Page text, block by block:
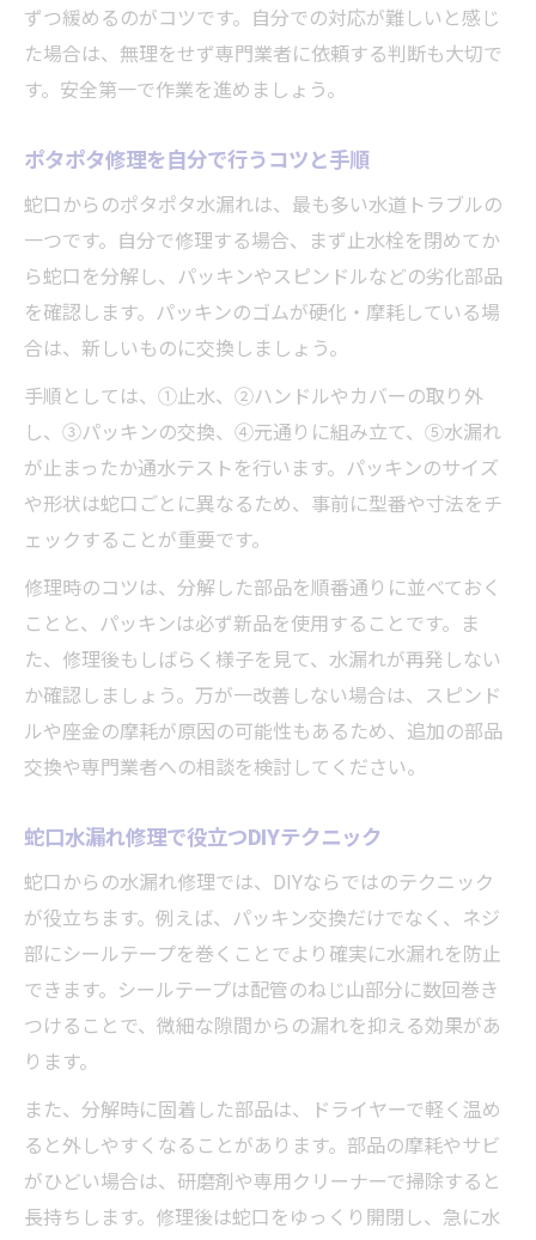
ずつ緩めるのがコツです。自分での対応が難しいと感じ
た場合は、無理をせず専門業者に依頼する判断も大切で
す。安全第一で作業を進めましょう。
ポタポタ修理を自分で行うコツと手順
蛇口からのポタポタ水漏れは、最も多い水道トラブルの
一つです。自分で修理する場合、まず止水栓を閉めてか
ら蛇口を分解し、パッキンやスピンドルなどの劣化部品
を確認します。パッキンのゴムが硬化・摩耗している場
合は、新しいものに交換しましょう。
手順としては、①止水、②ハンドルやカバーの取り外
し、③パッキンの交換、④元通りに組み立て、⑤水漏れ
が止まったか通水テストを行います。パッキンのサイズ
や形状は蛇口ごとに異なるため、事前に型番や寸法をチ
ェックすることが重要です。
修理時のコツは、分解した部品を順番通りに並べておく
ことと、パッキンは必ず新品を使用することです。ま
た、修理後もしばらく様子を見て、水漏れが再発しない
か確認しましょう。万が一改善しない場合は、スピンド
ルや座金の摩耗が原因の可能性もあるため、追加の部品
交換や専門業者への相談を検討してください。
蛇口水漏れ修理で役立つDIYテクニック
蛇口からの水漏れ修理では、DIYならではのテクニック
が役立ちます。例えば、パッキン交換だけでなく、ネジ
部にシールテープを巻くことでより確実に水漏れを防止
できます。シールテープは配管のねじ山部分に数回巻き
つけることで、微細な隙間からの漏れを抑える効果があ
ります。
また、分解時に固着した部品は、ドライヤーで軽く温め
ると外しやすくなることがあります。部品の摩耗やサビ
がひどい場合は、研磨剤や専用クリーナーで掃除すると
長持ちします。修理後は蛇口をゆっくり開閉し、急に水